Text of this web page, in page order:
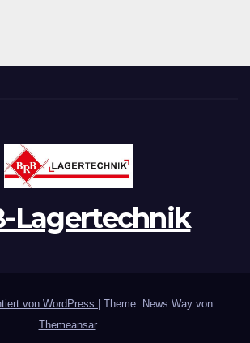
Lagertechnik
von WordPress | Theme: News Way von
Themeansar.